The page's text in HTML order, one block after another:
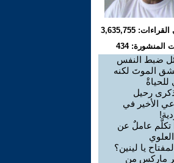
3,635,755
المنشورة: 434
ضبط النفس
الموتَ لكنه
رحيل
الأخير في
تكلَّم عاملٌ عن
يا لينين؟
ماركس من